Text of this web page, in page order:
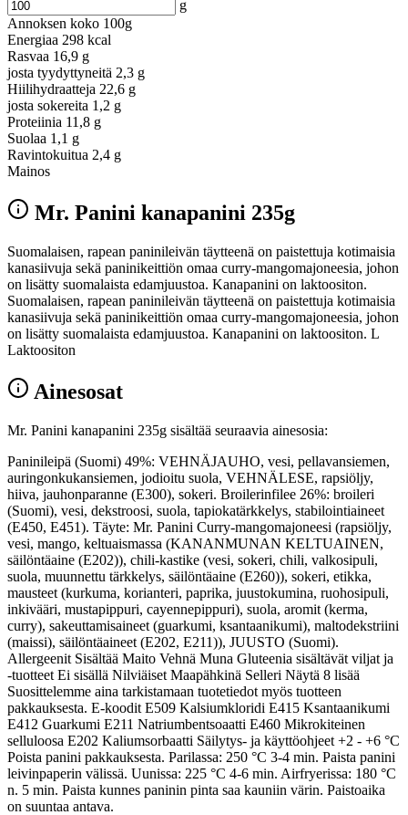
g
Annoksen koko 100g
Energiaa 298 kcal
Rasvaa 16,9 g
josta tyydyttyneitä 2,3 g
Hiilihydraatteja 22,6 g
josta sokereita 1,2 g
Proteiinia 11,8 g
Suolaa 1,1 g
Ravintokuitua 2,4 g
Mainos
Mr. Panini kanapanini 235g
Suomalaisen, rapean paninileivän täytteenä on paistettuja kotimaisia
kanasiivuja sekä paninikeittiön omaa curry-mangomajoneesia, johon
on lisätty suomalaista edamjuustoa. Kanapanini on laktoositon.
Suomalaisen, rapean paninileivän täytteenä on paistettuja kotimaisia
kanasiivuja sekä paninikeittiön omaa curry-mangomajoneesia, johon
on lisätty suomalaista edamjuustoa. Kanapanini on laktoositon. L
Laktoositon
Ainesosat
Mr. Panini kanapanini 235g sisältää seuraavia ainesosia:
Paninileipä (Suomi) 49%: VEHNÄJAUHO, vesi, pellavansiemen,
auringonkukansiemen, jodioitu suola, VEHNÄLESE, rapsiöljy,
hiiva, jauhonparanne (E300), sokeri. Broilerinfilee 26%: broileri
(Suomi), vesi, dekstroosi, suola, tapiokatärkkelys, stabilointiaineet
(E450, E451). Täyte: Mr. Panini Curry-mangomajoneesi (rapsiöljy,
vesi, mango, keltuaismassa (KANANMUNAN KELTUAINEN,
säilöntäaine (E202)), chili-kastike (vesi, sokeri, chili, valkosipuli,
suola, muunnettu tärkkelys, säilöntäaine (E260)), sokeri, etikka,
mausteet (kurkuma, korianteri, paprika, juustokumina, ruohosipuli,
inkivääri, mustapippuri, cayennepippuri), suola, aromit (kerma,
curry), sakeuttamisaineet (guarkumi, ksantaanikumi), maltodekstriini
(maissi), säilöntäaineet (E202, E211)), JUUSTO (Suomi).
Allergeenit Sisältää Maito Vehnä Muna Gluteenia sisältävät viljat ja
-tuotteet Ei sisällä Nilviäiset Maapähkinä Selleri Näytä 8 lisää
Suosittelemme aina tarkistamaan tuotetiedot myös tuotteen
pakkauksesta. E-koodit E509 Kalsiumkloridi E415 Ksantaanikumi
E412 Guarkumi E211 Natriumbentsoaatti E460 Mikrokiteinen
selluloosa E202 Kaliumsorbaatti Säilytys- ja käyttöohjeet +2 - +6 °C
Poista panini pakkauksesta. Parilassa: 250 °C 3-4 min. Paista panini
leivinpaperin välissä. Uunissa: 225 °C 4-6 min. Airfryerissa: 180 °C
n. 5 min. Paista kunnes paninin pinta saa kauniin värin. Paistoaika
on suuntaa antava.